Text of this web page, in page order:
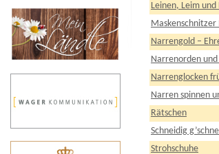
Leinen, Leim
Maskenschnitzer
Narrengold –
Narrenorden
Narrenglocken
Narren spinnen
Rätschen
Schneidig
Strohschuhe